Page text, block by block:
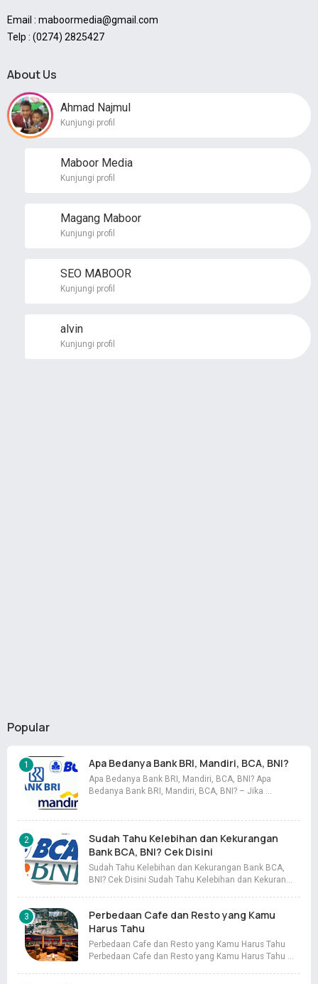
Email : maboormedia@gmail.com
Telp : (0274) 2825427
About Us
Ahmad Najmul
Kunjungi profil
Maboor Media
Kunjungi profil
Magang Maboor
Kunjungi profil
SEO MABOOR
Kunjungi profil
alvin
Kunjungi profil
Popular
Apa Bedanya Bank BRI, Mandiri, BCA, BNI?
Apa Bedanya Bank BRI, Mandiri, BCA, BNI? Apa
Bedanya Bank BRI, Mandiri, BCA, BNI? – Jika …
Sudah Tahu Kelebihan dan Kekurangan
Bank BCA, BNI? Cek Disini
Sudah Tahu Kelebihan dan Kekurangan Bank BCA,
BNI? Cek Disini Sudah Tahu Kelebihan dan Kekuran…
Perbedaan Cafe dan Resto yang Kamu
Harus Tahu
Perbedaan Cafe dan Resto yang Kamu Harus Tahu
Perbedaan Cafe dan Resto yang Kamu Harus Tahu …